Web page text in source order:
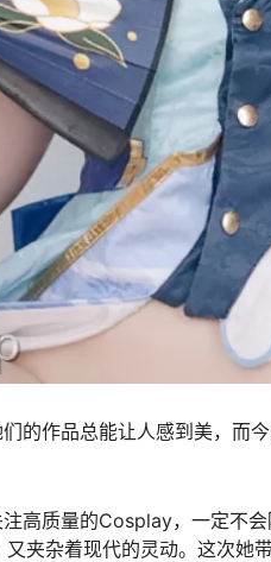
的作品总能让人感到美，而
高质量的Cosplay，一定不
夹杂着现代的灵动。这次她